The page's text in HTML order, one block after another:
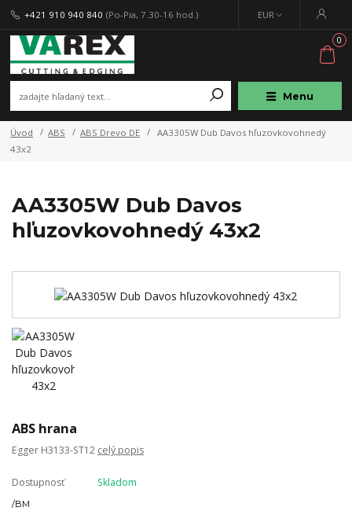
Menu
EUR
+421 910 940 840 (Po-Pia, 7.30-16 hod.)
0
Úvod ABS ABS Drevo DE
AA3305W Dub Davos hľuzovkovohnedý
43x2
AA3305W Dub Davos
hľuzovkovohnedý 43x2
ABS hrana
Egger H3133-ST12 celý popis
Dostupnosť Skladom
/BM